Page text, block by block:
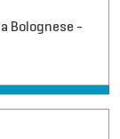
Bolognese -